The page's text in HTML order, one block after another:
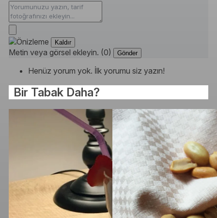
Kaldır
Metin veya görsel ekleyin. (0) Gönder
Henüz yorum yok. İlk yorumu siz yazın!
Bir Tabak Daha?